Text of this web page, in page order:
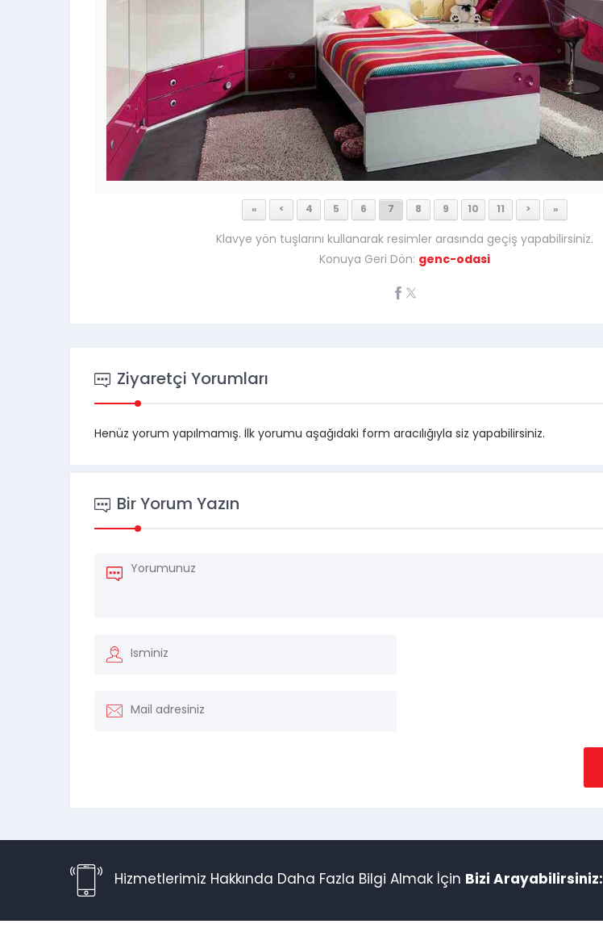
« < 4 5 6 7 8 9 10 11 > »
Klavye yön tuşlarını kullanarak resimler arasında geçiş yapabilirsiniz.
Konuya Geri Dön: genc-odasi
Ziyaretçi Yorumları
Henüz yorum yapılmamış. İlk yorumu aşağıdaki form aracılığıyla siz yapabilirsiniz.
Bir Yorum Yazın
Hizmetlerimiz Hakkında Daha Fazla Bilgi Almak İçin Bizi Arayabilirsiniz: